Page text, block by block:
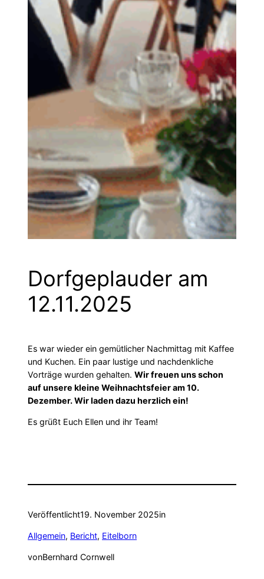
Dorfgeplauder am
12.11.2025
Es war wieder ein gemütlicher Nachmittag mit Kaffee
und Kuchen. Ein paar lustige und nachdenkliche
Vorträge wurden gehalten. Wir freuen uns schon
auf unsere kleine Weihnachtsfeier am 10.
Dezember. Wir laden dazu herzlich ein!
Es grüßt Euch Ellen und ihr Team!
Veröffentlicht19. November 2025in
Allgemein, Bericht, Eitelborn
vonBernhard Cornwell